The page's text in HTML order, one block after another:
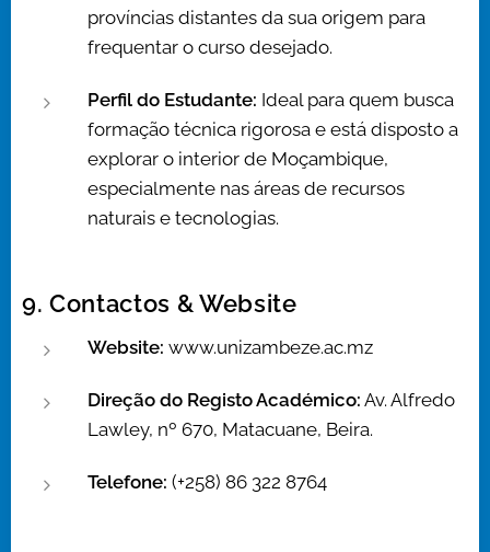
províncias distantes da sua origem para
frequentar o curso desejado.
Perfil do Estudante: Ideal para quem busca
formação técnica rigorosa e está disposto a
explorar o interior de Moçambique,
especialmente nas áreas de recursos
naturais e tecnologias.
9. Contactos & Website
Website: www.unizambeze.ac.mz
Direção do Registo Académico: Av. Alfredo
Lawley, nº 670, Matacuane, Beira.
Telefone: (+258) 86 322 8764